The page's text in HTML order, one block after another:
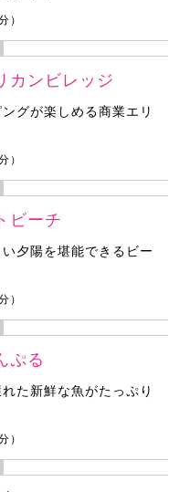
）
カンビレッジ
グが楽しめる商業エリ
）
ビーチ
夕陽を堪能できるビー
）
ぷる
た新鮮な魚がたっぷり
）